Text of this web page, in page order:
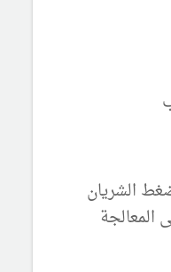
الشريان
المعالجة